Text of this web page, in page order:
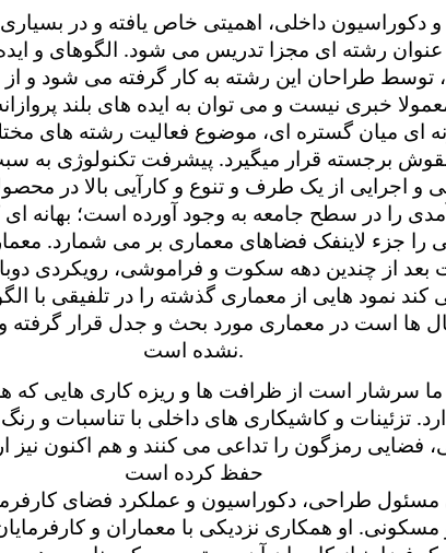
داخلی، اهمیتی خاص یافته و در بسیاری
رشته ای مجزا تدریس می شود. الگوهای و
توسط طراحان این رشته به کار گرفته می شود و
خبری نیست و می توان به ایده های بلند
ای میان گستره ای، موضوع فعالیت رشته های
برجسته قرار میگیرد. پیشرفت تکنولوژی به
و اجرایی از یک طرف و تنوع و کارآیی بالا در
را در سطح جامعه به وجود آورده است؛ بهانه ای
را جزء لاینفک فضاهای معماری بر می شمارد.
بعد از چندین دهه سکوت و فراموشی، رویکردی
نمود هایی از معماری گذشته را در تلفیقی با
ها است در معماری مورد بحث و جدل قرار گرفته
نشده است.
سرشار است از ظرافت ها و ریزه کاری هایی که
تزئینات و کاشیکاری های داخلی با تناسبات و
فضایی رمزگون را تداعی می کنند و هم اکنون
حفظ کرده است
مسئول طراحی، دکوراسیون و عملکرد فضای
مسکونی. او همکاری نزدیکی با معماران و